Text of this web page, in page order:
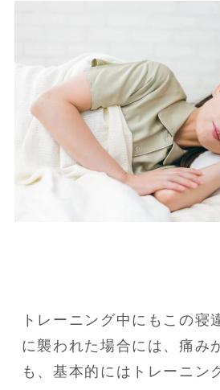
トレーニング中にもこの寝
に襲われた場合には、痛み
も、基本的にはトレーニン